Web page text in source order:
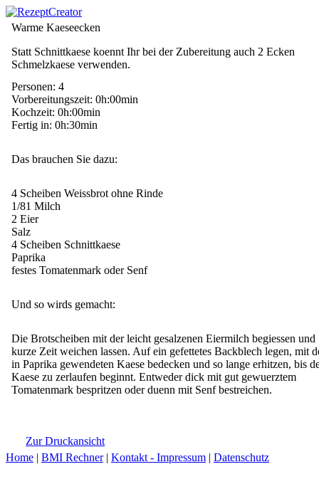
Warme Kaeseecken
Statt Schnittkaese koennt Ihr bei der Zubereitung auch 2 Ecken
Schmelzkaese verwenden.
Personen: 4
Vorbereitungszeit: 0h:00min
Kochzeit: 0h:00min
Fertig in: 0h:30min
Das brauchen Sie dazu:
4 Scheiben Weissbrot ohne Rinde
1/81 Milch
2 Eier
Salz
4 Scheiben Schnittkaese
Paprika
festes Tomatenmark oder Senf
Und so wirds gemacht:
Die Brotscheiben mit der leicht gesalzenen Eiermilch begiessen und
kurze Zeit weichen lassen. Auf ein gefettetes Backblech legen, mit
in Paprika gewendeten Kaese bedecken und so lange erhitzen, bis
Kaese zu zerlaufen beginnt. Entweder dick mit gut gewuerztem
Tomatenmark bespritzen oder duenn mit Senf bestreichen.
Zur Druckansicht
Home | BMI Rechner| Kontakt - Impressum | Datenschutz